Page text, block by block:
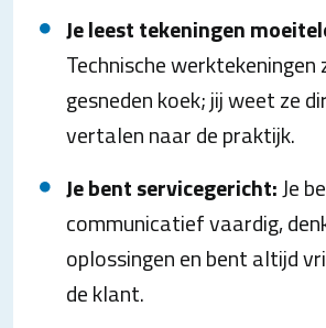
Je leest tekeningen
Technische werktekeningen
gesneden koek; jij weet ze
vertalen naar de praktijk.
Je bent servicegericht:Je
communicatief vaardig,
oplossingen en bent altijd
de klant.